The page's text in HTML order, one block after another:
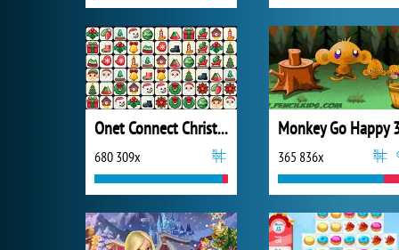
Onet Connect Christmas
680 309x
Monkey Go Happy
365 836x